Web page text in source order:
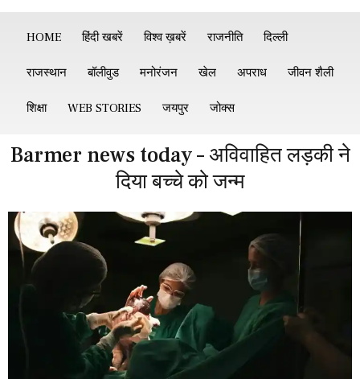
HOME हिंदी खबरें विश्व ख़बरें राजनीति दिल्ली
राजस्थान बॉलीवुड मनोरंजन खेल अपराध जीवन शैली
शिक्षा WEB STORIES जयपुर जोक्स
Barmer news today – अविवाहित लड़की ने
दिया बच्चे को जन्म